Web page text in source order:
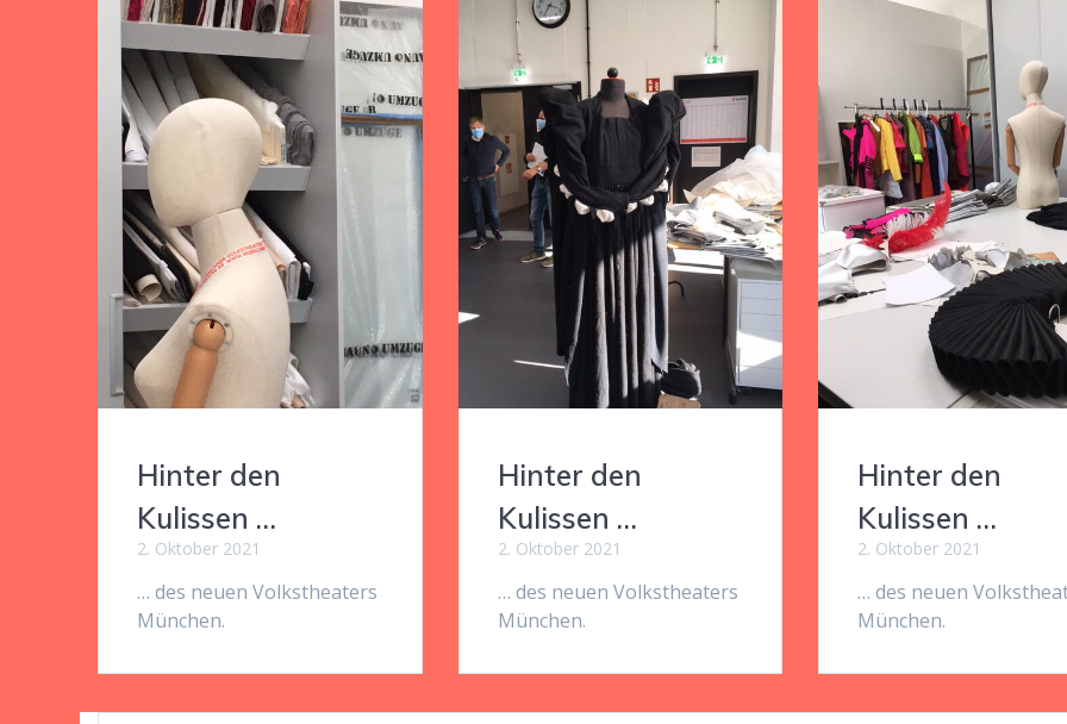
Hinter den
Kulissen …
2. Oktober 2021
… des neuen Volkstheaters
München.
Hinter den
Kulissen …
2. Oktober 2021
… des neuen Volkstheaters
München.
Hinter den
Kulissen …
2. Oktober 2021
… des neuen
München.